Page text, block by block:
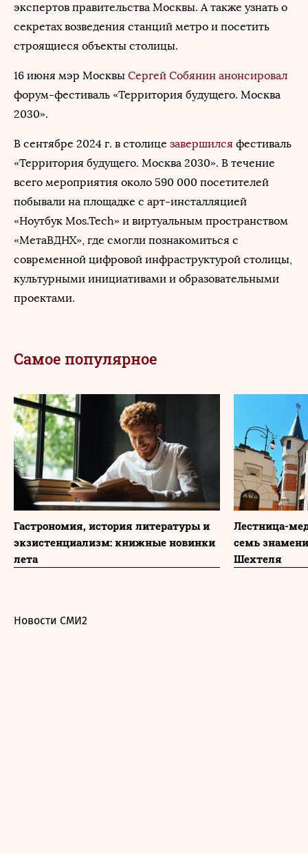
экспертов правительства Москвы. А также узнать о
секретах возведения станций метро и посетить
строящиеся объекты столицы.
16 июня мэр Москвы Сергей Собянин анонсировал
форум-фестиваль «Территория будущего. Москва
2030».
В сентябре 2024 г. в столице завершился фестиваль
«Территория будущего. Москва 2030». В течение
всего мероприятия около 590 000 посетителей
побывали на площадке с арт-инсталляцией
«Ноутбук Mos.Tech» и виртуальным пространством
«МетаВДНХ», где смогли познакомиться с
современной цифровой инфраструктурой столицы,
культурными инициативами и образовательными
проектами.
Самое популярное
Гастрономия, история литературы и
экзистенциализм: книжные новинки
лета
Лестница-
семь
Шехтеля
Новости СМИ2